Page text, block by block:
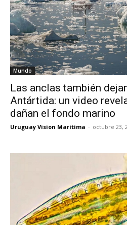
Mundo
Las anclas también
Antártida: un video
dañan el fondo marino
Uruguay Vision Maritima - octubre 23,